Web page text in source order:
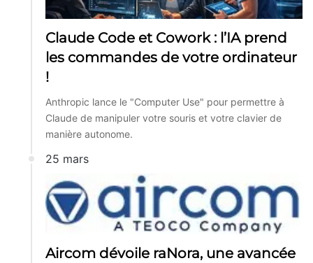
Claude Code et Cowork : l’IA prend
les commandes de votre ordinateur
!
Anthropic lance le "Computer Use" pour permettre à
Claude de manipuler votre souris et votre clavier de
manière autonome.
25 mars
Aircom dévoile raNora, une avancée